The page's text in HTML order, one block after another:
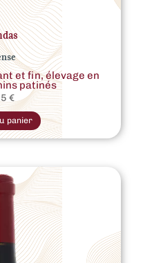
et fin, élevage en
patinés
€
panier
Ce
produit
a
plusieurs
options
peuvent
être
choisies
sur
la
page
du
produit